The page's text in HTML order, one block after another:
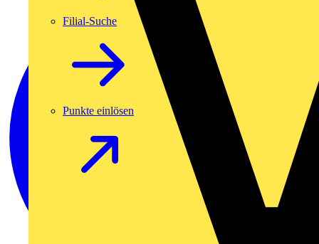
Filial-Suche
Punkte einlösen